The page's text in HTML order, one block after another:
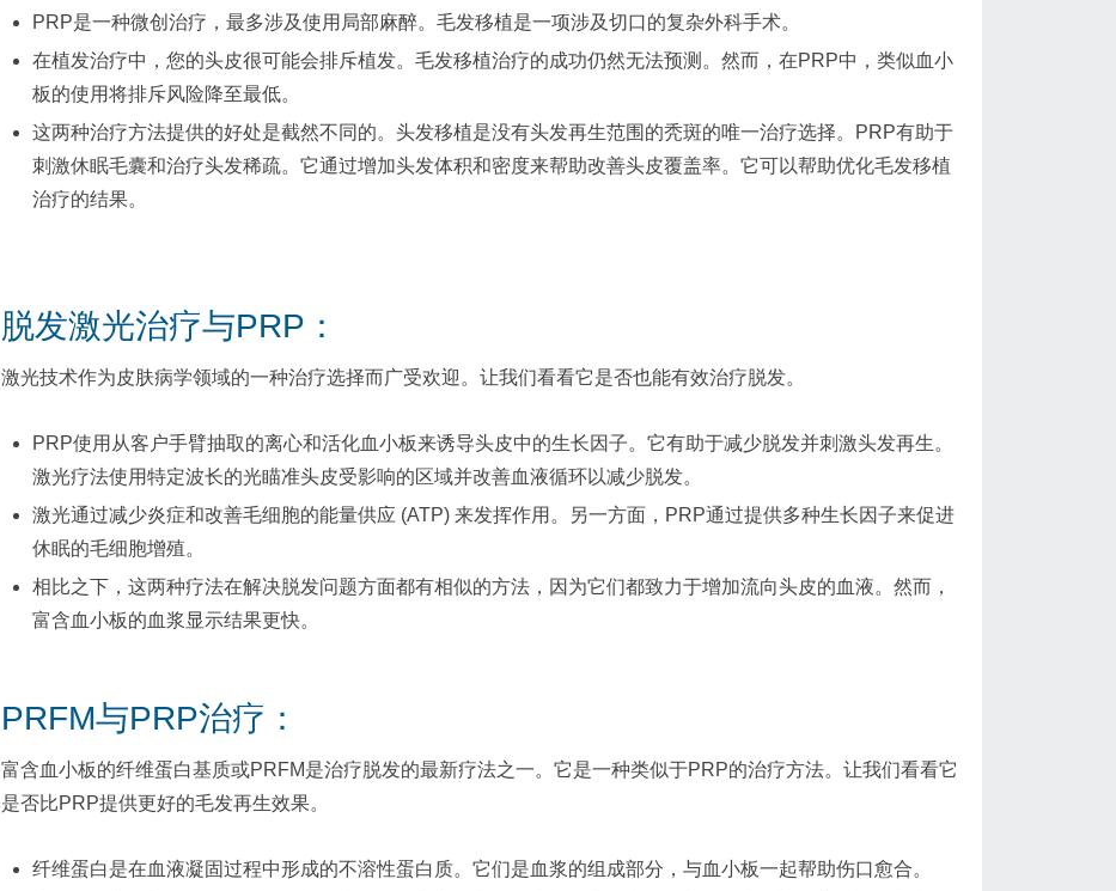
PRP是一种微创治疗，最多涉及使用局部麻醉。毛发移植是一项涉及切口的复杂外科手术。
在植发治疗中，您的头皮很可能会排斥植发。毛发移植治疗的成功仍然无法预测。然而，在PRP中，类似血小
板的使用将排斥风险降至最低。
这两种治疗方法提供的好处是截然不同的。头发移植是没有头发再生范围的秃斑的唯一治疗选择。PRP有助于
刺激休眠毛囊和治疗头发稀疏。它通过增加头发体积和密度来帮助改善头皮覆盖率。它可以帮助优化毛发移植
治疗的结果。
脱发激光治疗与PRP：
激光技术作为皮肤病学领域的一种治疗选择而广受欢迎。让我们看看它是否也能有效治疗脱发。
PRP使用从客户手臂抽取的离心和活化血小板来诱导头皮中的生长因子。它有助于减少脱发并刺激头发再生。
激光疗法使用特定波长的光瞄准头皮受影响的区域并改善血液循环以减少脱发。
激光通过减少炎症和改善毛细胞的能量供应 (ATP) 来发挥作用。另一方面，PRP通过提供多种生长因子来促进
休眠的毛细胞增殖。
相比之下，这两种疗法在解决脱发问题方面都有相似的方法，因为它们都致力于增加流向头皮的血液。然而，
富含血小板的血浆显示结果更快。
PRFM与PRP治疗：
富含血小板的纤维蛋白基质或PRFM是治疗脱发的最新疗法之一。它是一种类似于PRP的治疗方法。让我们看看它
是否比PRP提供更好的毛发再生效果。
纤维蛋白是在血液凝固过程中形成的不溶性蛋白质。它们是血浆的组成部分，与血小板一起帮助伤口愈合。